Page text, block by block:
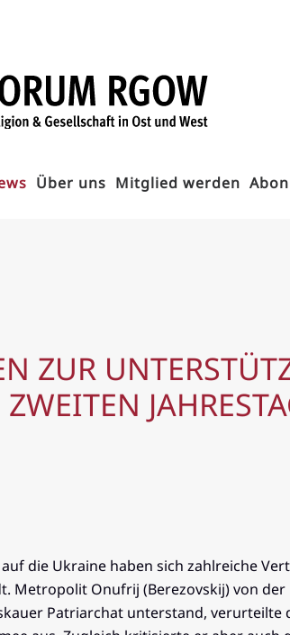
Über uns Mitglied werden
ZUR
die Ukraine haben sich zahlreiche
Metropolit Onufrij (Berezovskij) von der
Patriarchat unterstand,